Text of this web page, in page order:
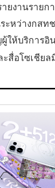
ยงานรายก
หว่างกสท
ผู้ให้บริการ
สื่อโซเชียล